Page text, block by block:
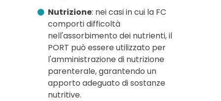
Nutrizione: nei casi in cui la FC
comporti difficoltà
nell'assorbimento dei nutrienti, il
PORT può essere utilizzato per
l'amministrazione di nutrizione
parenterale, garantendo un
apporto adeguato di sostanze
nutritive.